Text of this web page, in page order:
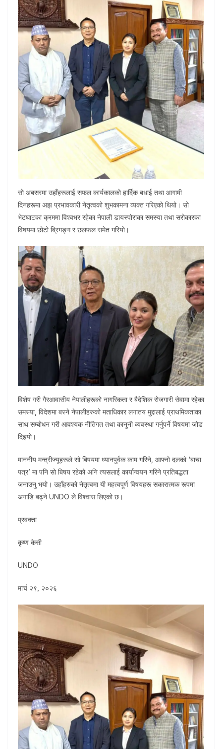
सो अबसरमा उहाँहरूलाई सफल कार्यकालको हार्दिक बधाई तथा आगामी
दिनहरूमा अझ प्रभावकारी नेतृत्वको शुभकामना व्यक्त गरिएको थियो। सो
भेटघाटका क्रममा विश्वभर रहेका नेपाली डायस्पोराका समस्या तथा सरोकारका
विषयमा छोटो ब्रिगङ्ग र छलफल समेत गरियो।
विशेष गरी गैरआवासीय नेपालीहरूको नागरिकता र बैदेशिक रोजगारी सेवामा रहेका
समस्या, विदेशमा बस्ने नेपालीहरुको मताधिकार लगातय मुद्दालाई प्राथमिकताका
साथ सम्बोधन गरी आवश्यक नीतिगत तथा कानुनी व्यवस्था गर्नुपर्ने विषयमा जोड
दिइयो।
माननीय मन्त्रीज्यूहरूले सो बिषयमा ध्यानपुर्वक काम गरिने, आफ्नो दलको ‘बाचा
पत्र’ मा पनि सो बिषय रहेको अनि त्यसलाई कार्यान्वयन गरिने प्रतिबद्धता
जनाउनु भयो। उहाँहरुको नेतृत्वमा यी महत्वपूर्ण विषयहरू सकारात्मक रूपमा
अगाडि बढ्ने UNDO ले विश्वास लिएको छ।
प्रवक्ता
कृष्ण केसी
UNDO
मार्च २९, २०२६